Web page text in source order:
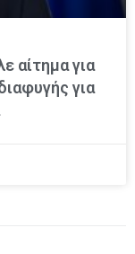
αίτημα για
για